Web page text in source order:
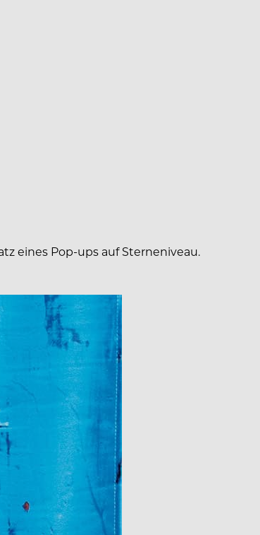
eines Pop-ups auf Sterneniveau.